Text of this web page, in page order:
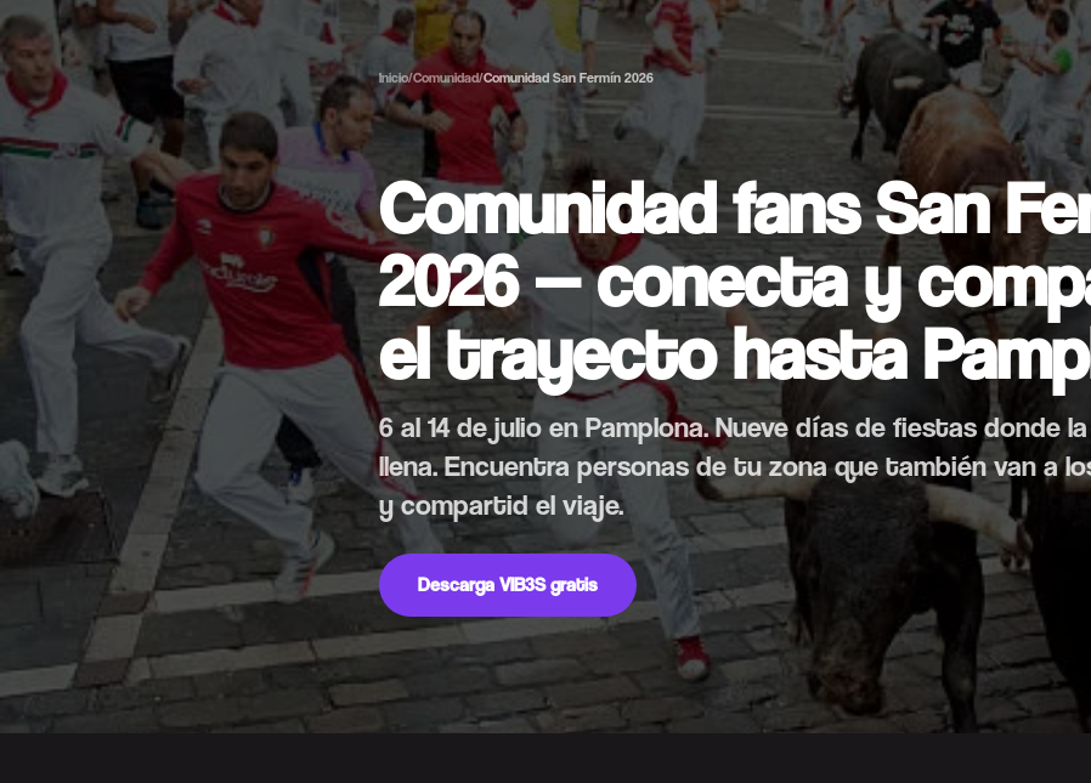
Inicio/Comunidad/Comunidad San Fermín 2026
Comunidad fans San
2026 — conecta y
el trayecto hasta
6 al 14 de julio en Pamplona. Nueve días de fiestas donde
llena. Encuentra personas de tu zona que también van a
y compartid el viaje.
Descarga VIB3S gratis